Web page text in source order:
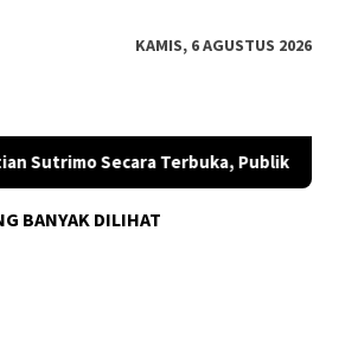
KAMIS, 6 AGUSTUS 2026
Secara Terbuka, Publik Diminta
BANYAK DILIHAT